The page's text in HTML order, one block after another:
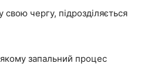
чергу, підрозділяється
запальний процес